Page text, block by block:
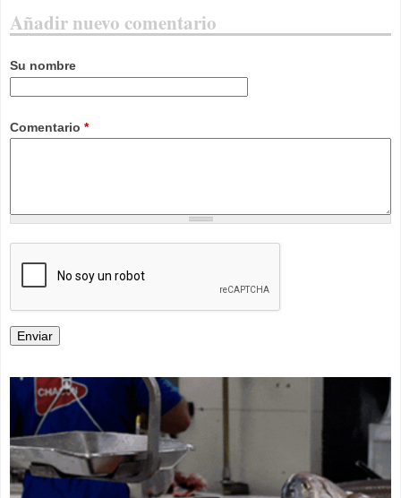
Añadir nuevo comentario
Su nombre
Comentario *